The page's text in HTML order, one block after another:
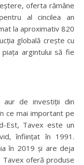
oferta rămâne
al cincilea an
la aproximativ 820
globală crește cu
argintului să fie
aur de investiții din
ce mai important pe
Est, Tavex este un
înființat în 1991.
în 2019 și are deja
Tavex oferă produse